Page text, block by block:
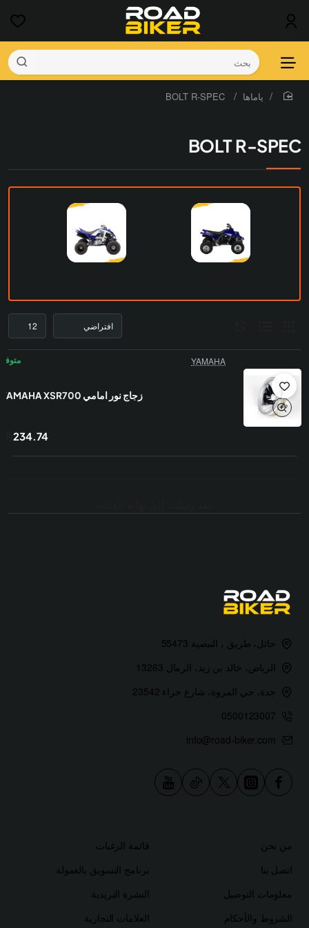
بحث
ياماها
BOLT R-SPEC
YAMAHA
زجاج نور امامي YAMAHA XSR700
234.74
حائل، طريق ، النيصية 55473
الرياض، خالد بن زيد، الرمال 13263
جدة، حي المروة، شارع حراء 23542
0500123007
info@road-biker.com
من نحن
اتصل بنا
معلومات التوصيل
الشروط والأحكام
قائمة الرغبات
برنامج التسويق بالعمولة
النشرة البريدية
العلامات التجارية